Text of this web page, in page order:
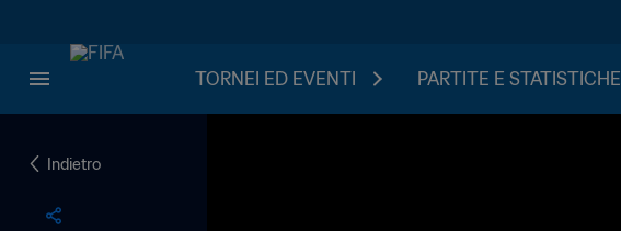
TORNEI ED EVENTI PARTITE E STATISTICHE
Indietro